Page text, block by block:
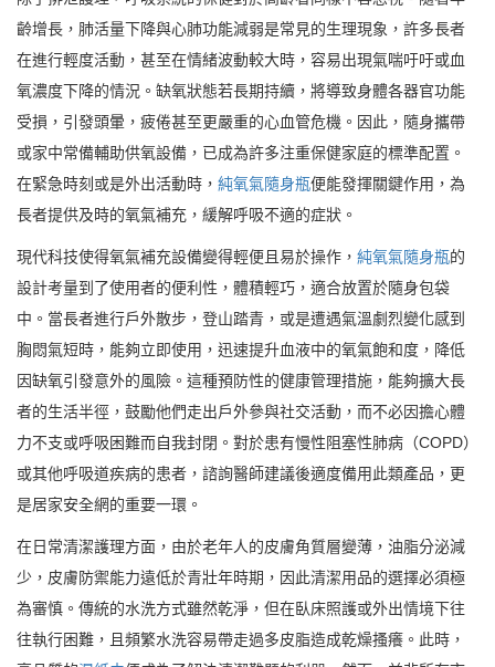
齡增長，肺活量下降與心肺功能減弱是常見的生理現象，許多長者
在進行輕度活動，甚至在情緒波動較大時，容易出現氣喘吁吁或血
氧濃度下降的情況。缺氧狀態若長期持續，將導致身體各器官功能
受損，引發頭暈，疲倦甚至更嚴重的心血管危機。因此，隨身攜帶
或家中常備輔助供氧設備，已成為許多注重保健家庭的標準配置。
在緊急時刻或是外出活動時， 純氧氣隨身瓶便能發揮關鍵作用，為
長者提供及時的氧氣補充，緩解呼吸不適的症狀。
現代科技使得氧氣補充設備變得輕便且易於操作， 純氧氣隨身瓶的
設計考量到了使用者的便利性，體積輕巧，適合放置於隨身包袋
中。當長者進行戶外散步，登山踏青，或是遭遇氣溫劇烈變化感到
胸悶氣短時，能夠立即使用，迅速提升血液中的氧氣飽和度，降低
因缺氧引發意外的風險。這種預防性的健康管理措施，能夠擴大長
者的生活半徑，鼓勵他們走出戶外參與社交活動，而不必因擔心體
力不支或呼吸困難而自我封閉。對於患有慢性阻塞性肺病（COPD）
或其他呼吸道疾病的患者，諮詢醫師建議後適度備用此類產品，更
是居家安全網的重要一環。
在日常清潔護理方面，由於老年人的皮膚角質層變薄，油脂分泌減
少，皮膚防禦能力遠低於青壯年時期，因此清潔用品的選擇必須極
為審慎。傳統的水洗方式雖然乾淨，但在臥床照護或外出情境下往
往執行困難，且頻繁水洗容易帶走過多皮脂造成乾燥搔癢。此時，